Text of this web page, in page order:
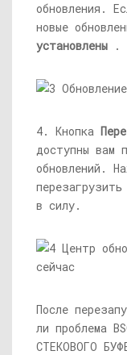
обновления.
новые
установлены .
4. Кнопка
доступны вам
обновлений.
в силу.
После
ли проблема
СТЕКОВОГО